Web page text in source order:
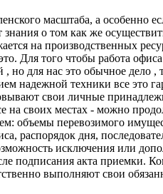
масштаба, а особенно
о том как же
на производственных
Для того чтобы работа
для нас это обычное дело
надежной техники все это
свои личные
на своих местах - можно
объемы перевозимого
дня,
исключения или
подписания акта приемки.
выполняют свои